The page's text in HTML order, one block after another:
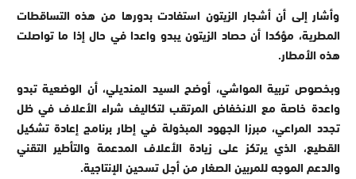
وأشار إلى أن أشجار الزيتون استفادت بدورها من هذه التساقطات
المطرية، مؤكدا أن حصاد الزيتون يبدو واعدا في حال إذا ما تواصلت
هذه الأمطار.
وبخصوص تربية المواشي، أوضح السيد المنديلي، أن الوضعية تبدو
واعدة خاصة مع الانخفاض المرتقب لتكاليف شراء الأعلاف في ظل
تجدد المراعي، مبرزا الجهود المبذولة في إطار برنامج إعادة تشكيل
القطيع، الذي يرتكز على زيادة الأعلاف المدعمة والتأطير التقني
والدعم الموجه للمربين الصغار من أجل تسحين الإنتاجية.